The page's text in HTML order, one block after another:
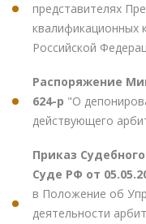
представителях
квалификационных
Российской
Распоряжение
624-р "О
действующего
Приказ
Суде РФ от
в Положение об
деятельности